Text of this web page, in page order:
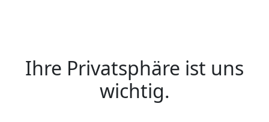
Ihre Privatsphäre ist uns
wichtig.